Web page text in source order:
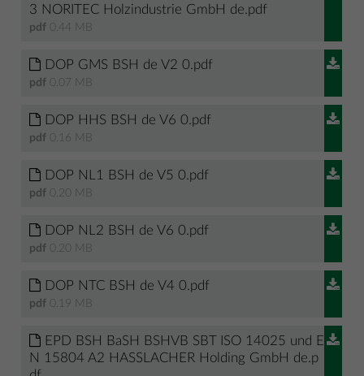
3 NORITEC Holzindustrie GmbH de.pdf
pdf 0.44 MB
DOP GMS BSH de V2 0.pdf
pdf 0.07 MB
DOP HHS BSH de V6 0.pdf
pdf 0.16 MB
DOP NL1 BSH de V5 0.pdf
pdf 0.20 MB
DOP NL2 BSH de V6 0.pdf
pdf 0.20 MB
DOP NTC BSH de V4 0.pdf
pdf 0.19 MB
EPD BSH BaSH BSHVB SBT ISO 14025 und E
N 15804 A2 HASSLACHER Holding GmbH de.p